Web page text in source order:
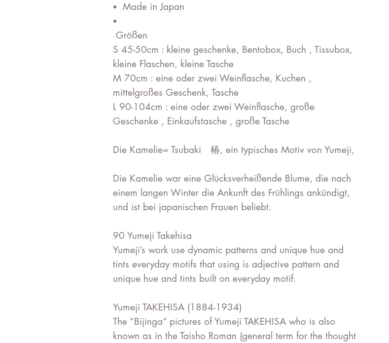
Made in Japan
Größen
S 45-50cm : kleine geschenke, Bentobox, Buch , Tissubox,
kleine Flaschen, kleine Tasche
M 70cm : eine oder zwei Weinflasche, Kuchen ,
mittelgroßes Geschenk, Tasche
L 90-104cm : eine oder zwei Weinflasche, große
Geschenke , Einkaufstasche , große Tasche
Die Kamelie= Tsubaki 椿, ein typisches Motiv von Yumeji,
Die Kamelie war eine Glücksverheißende Blume, die nach
einem langen Winter die Ankunft des Frühlings ankündigt,
und ist bei japanischen Frauen beliebt.
90 Yumeji Takehisa
Yumeji’s work use dynamic patterns and unique hue and
tints everyday motifs that using is adjective pattern and
unique hue and tints built on everyday motif.
Yumeji TAKEHISA (1884-1934)
The “Bijinga” pictures of Yumeji TAKEHISA who is also
known as in the Taisho Roman (general term for the thought